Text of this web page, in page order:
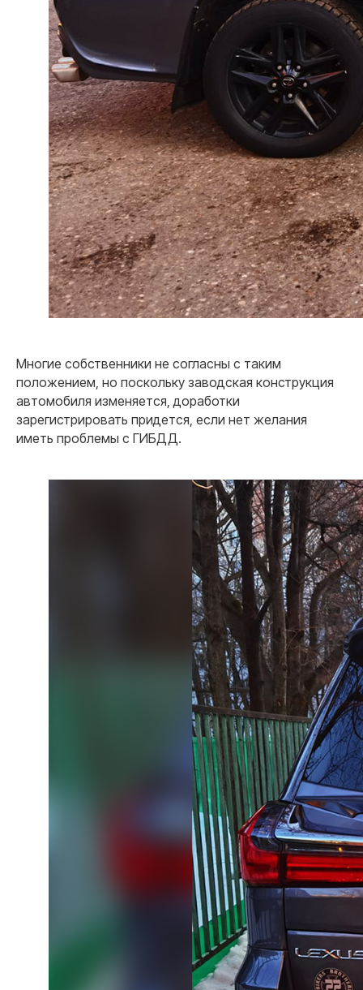
Многие собственники не согласны с таким
положением, но поскольку заводская конструкция
автомобиля изменяется, доработки
зарегистрировать придется, если нет желания
иметь проблемы с ГИБДД.